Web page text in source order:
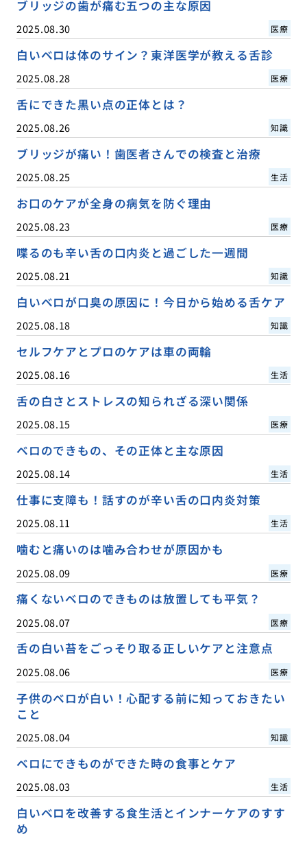
ブリッジの歯が痛む五つの主な原因
2025.08.30 医療
白いベロは体のサイン？東洋医学が教える舌診
2025.08.28 医療
舌にできた黒い点の正体とは？
2025.08.26 知識
ブリッジが痛い！歯医者さんでの検査と治療
2025.08.25 生活
お口のケアが全身の病気を防ぐ理由
2025.08.23 医療
喋るのも辛い舌の口内炎と過ごした一週間
2025.08.21 知識
白いベロが口臭の原因に！今日から始める舌ケア
2025.08.18 知識
セルフケアとプロのケアは車の両輪
2025.08.16 生活
舌の白さとストレスの知られざる深い関係
2025.08.15 医療
ベロのできもの、その正体と主な原因
2025.08.14 生活
仕事に支障も！話すのが辛い舌の口内炎対策
2025.08.11 生活
噛むと痛いのは噛み合わせが原因かも
2025.08.09 医療
痛くないベロのできものは放置しても平気？
2025.08.07 医療
舌の白い苔をごっそり取る正しいケアと注意点
2025.08.06 医療
子供のベロが白い！心配する前に知っておきたい
こと
2025.08.04 知識
ベロにできものができた時の食事とケア
2025.08.03 生活
白いベロを改善する食生活とインナーケアのすす
め